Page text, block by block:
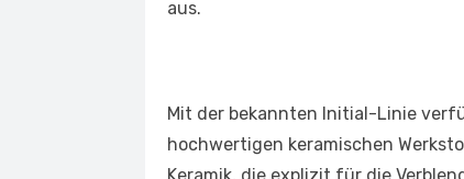
aus.
Mit der bekannten Initial-Linie
hochwertigen keramischen